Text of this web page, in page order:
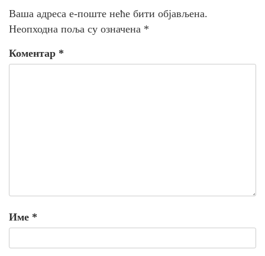
Ваша адреса е-поште неће бити објављена.
Неопходна поља су означена *
Коментар *
Име *